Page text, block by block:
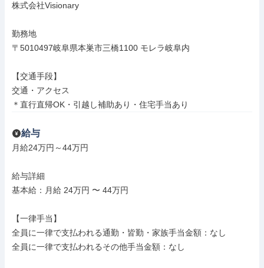
株式会社Visionary
勤務地
〒5010497岐阜県本巣市三橋1100 モレラ岐阜内
【交通手段】
交通・アクセス
＊直行直帰OK・引越し補助あり・住宅手当あり
給与
月給24万円～44万円
給与詳細
基本給：月給 24万円 〜 44万円
【一律手当】
全員に一律で支払われる通勤・皆勤・家族手当金額：なし
全員に一律で支払われるその他手当金額：なし